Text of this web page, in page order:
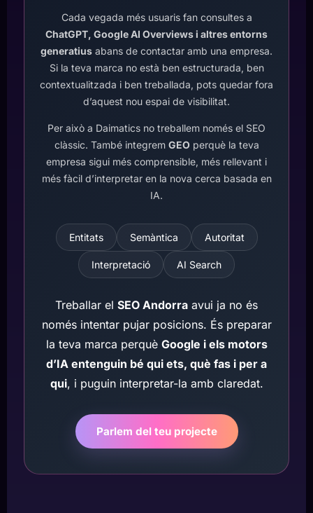
Cada vegada més usuaris fan consultes a
ChatGPT, Google AI Overviews i altres entorns
generatius abans de contactar amb una empresa.
Si la teva marca no està ben estructurada, ben
contextualitzada i ben treballada, pots quedar fora
d’aquest nou espai de visibilitat.
Per això a Daimatics no treballem només el SEO
clàssic. També integrem GEO perquè la teva
empresa sigui més comprensible, més rellevant i
més fàcil d’interpretar en la nova cerca basada en
IA.
Entitats Semàntica Autoritat
Interpretació AI Search
Treballar el SEO Andorra avui ja no és
només intentar pujar posicions. És preparar
la teva marca perquè Google i els motors
d’IA entenguin bé qui ets, què fas i per a
qui, i puguin interpretar-la amb claredat.
Parlem del teu projecte